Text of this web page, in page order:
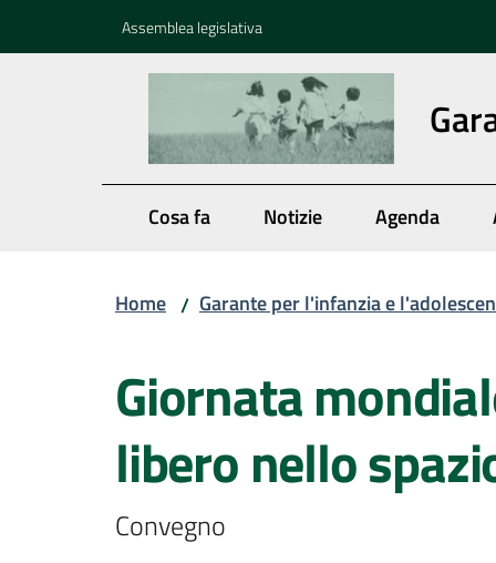
Assemblea legislativa
Cosa fa Notizie Agenda
Home / Garante per l'infanzia e
Giornata
libero nello
Convegno